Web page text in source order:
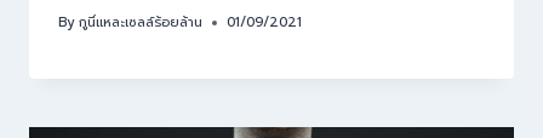
Byกูนี่แหละเซลล์ร้อยล้าน 01/09/2021